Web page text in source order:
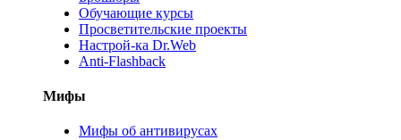
Обучающие курсы
Просветительские проекты
Настрой-ка Dr.Web
Anti-Flashback
Мифы
Мифы об антивирусах